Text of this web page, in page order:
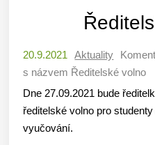
20.9.2021 Aktuality
s názvem Ředitelské volno
Dne 27.09.2021 bude
ředitelské volno pro
vyučování.